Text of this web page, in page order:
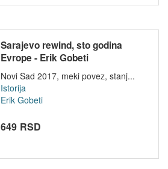
Sarajevo rewind, sto godina
Evrope - Erik Gobeti
Novi Sad 2017, meki povez, stanj...
Istorija
Erik Gobeti
649 RSD